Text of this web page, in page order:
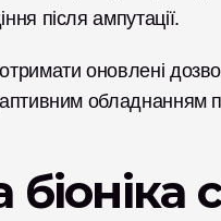
після ампутації.
оновлені
обладнанням